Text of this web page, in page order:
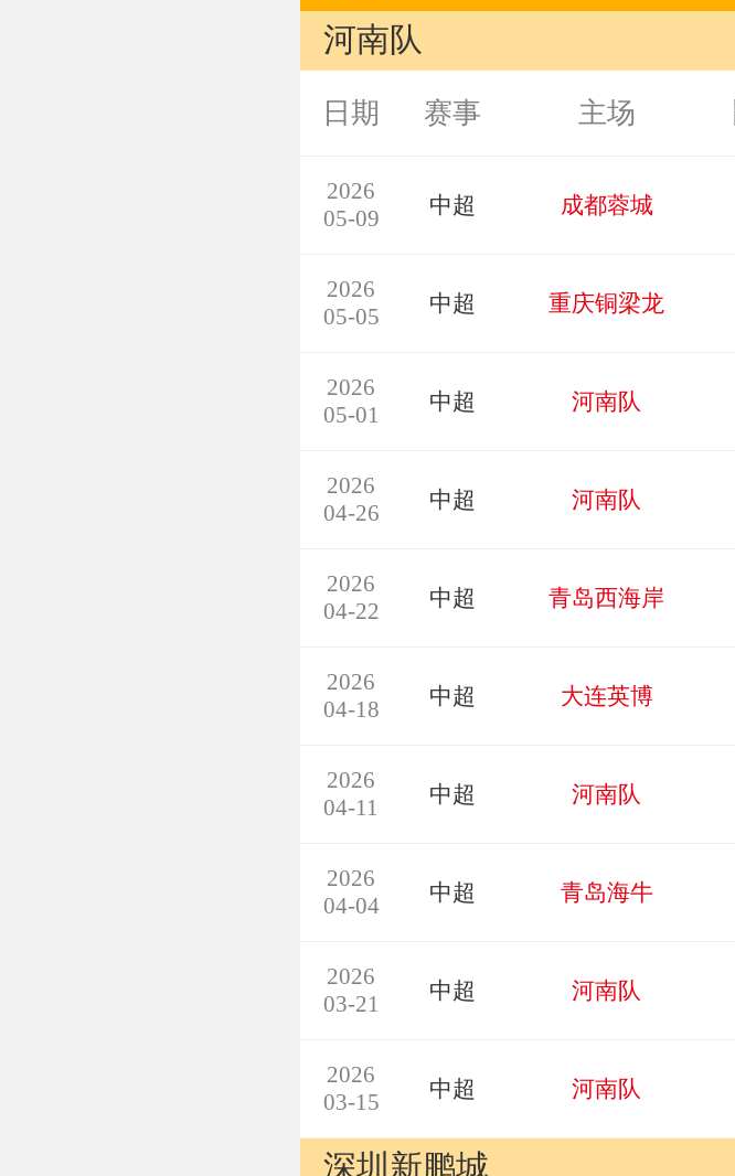
河南队
日期 赛事 主场
2026
05-09
中超 成都蓉城
2026
05-05
中超 重庆铜梁龙
2026
05-01
中超 河南队
2026
04-26
中超 河南队
2026
04-22
中超 青岛西海岸
2026
04-18
中超 大连英博
2026
04-11
中超 河南队
2026
04-04
中超 青岛海牛
2026
03-21
中超 河南队
2026
03-15
中超 河南队
深圳新鹏城